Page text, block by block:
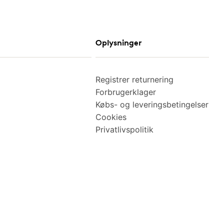
Oplysninger
Registrer returnering
Forbrugerklager
Købs- og leveringsbetingelser
Cookies
Privatlivspolitik